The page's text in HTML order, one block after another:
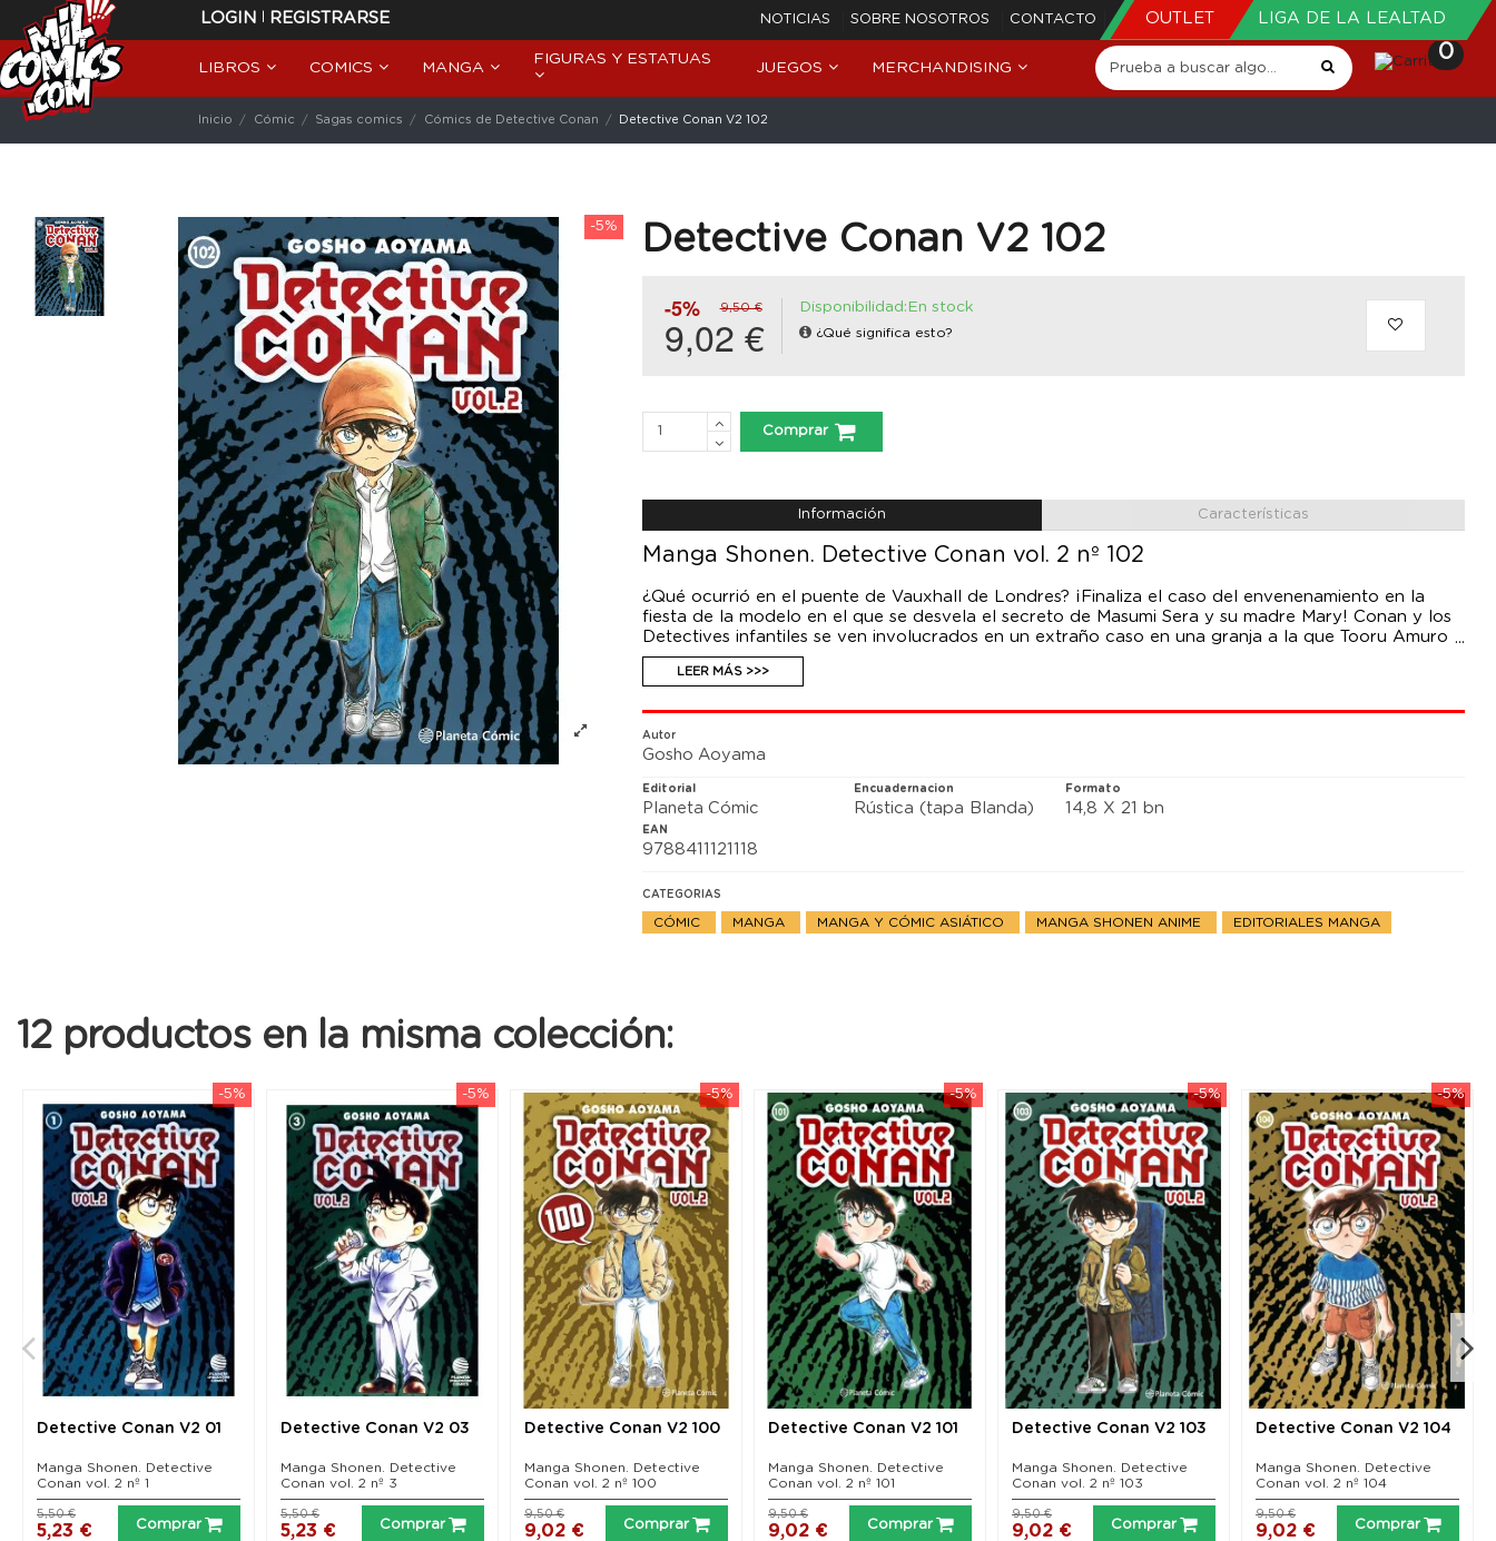
LOGIN | REGISTRARSE NOTICIAS SOBRE NOSOTROS CONTACTO OUTLET LIGA DE LA LEALTAD
LIBROS COMICS MANGA
FIGURAS Y ESTATUAS
JUEGOS MERCHANDISING
0
Inicio Cómic Sagas comics Cómics de Detective Conan Detective Conan V2 102
-5% Detective Conan V2 102
-5% 9,50 €
9,02 €
Disponibilidad:En stock
¿Qué significa esto?
Comprar
Información Características
Manga Shonen. Detective Conan vol. 2 nº 102
¿Qué ocurrió en el puente de Vauxhall de Londres? ¡Finaliza el caso del envenenamiento en la
fiesta de la modelo en el que se desvela el secreto de Masumi Sera y su madre Mary! Conan y los
Detectives infantiles se ven involucrados en un extraño caso en una granja a la que Tooru Amuro
acude para rescatar a Kazami... y donde se encuentra con Rumi Wakasa, que va con los niño
LEER MÁS >>>
Autor
Gosho Aoyama
Editorial
Planeta Cómic
Encuadernacion
Rústica (tapa Blanda)
Formato
14,8 X 21 bn
EAN
9788411121118
CATEGORIAS
CÓMIC MANGA MANGA Y CÓMIC ASIÁTICO MANGA SHONEN ANIME EDITORIALES MANGA
12 productos en la misma colección:
-5%
Detective Conan V2 01
Manga Shonen. Detective
Conan vol. 2 nº 1
5,23 €
5,50 €
Comprar
-5%
Detective Conan V2 03
Manga Shonen. Detective
Conan vol. 2 nº 3
5,23 €
5,50 €
Comprar
-5%
Detective Conan V2 100
Manga Shonen. Detective
Conan vol. 2 nº 100
9,02 €
9,50 €
Comprar
-5%
Detective Conan V2 101
Manga Shonen. Detective
Conan vol. 2 nº 101
9,02 €
9,50 €
Comprar
-5%
Detective Conan V2 103
Manga Shonen. Detective
Conan vol. 2 nº 103
9,02 €
9,50 €
Comprar
-5%
Detective Conan V2 104
Manga Shonen. Detective
Conan vol. 2 nº 104
9,02 €
9,50 €
Comprar